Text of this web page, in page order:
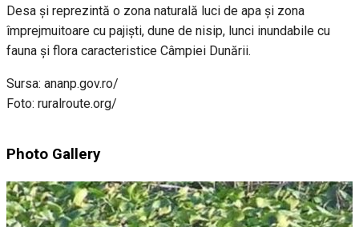
Desa și reprezintă o zona naturală luci de apa și zona
împrejmuitoare cu pajiști, dune de nisip, lunci inundabile cu
fauna și flora caracteristice Câmpiei Dunării.
Sursa: ananp.gov.ro/
Foto: ruralroute.org/
Photo Gallery